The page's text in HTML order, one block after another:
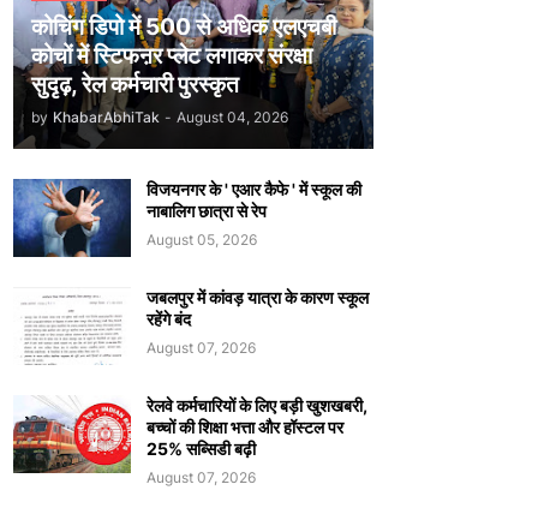
कोचिंग डिपो में 500 से अधिक एलएचबी
कोचों में स्टिफऩर प्लेट लगाकर संरक्षा
सुदृढ़, रेल कर्मचारी पुरस्कृत
by KhabarAbhiTak - August 04, 2026
विजयनगर के ' एआर कैफे ' में स्कूल की
नाबालिग छात्रा से रेप
August 05, 2026
जबलपुर में कांवड़ यात्रा के कारण स्कूल
रहेंगे बंद
August 07, 2026
रेलवे कर्मचारियों के लिए बड़ी खुशखबरी,
बच्चों की शिक्षा भत्ता और हॉस्टल पर
25% सब्सिडी बढ़ी
August 07, 2026